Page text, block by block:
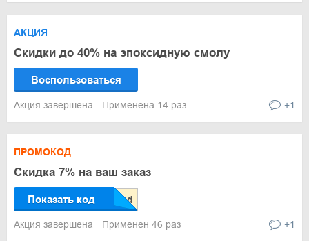
АКЦИЯ
Скидки до 40% на эпоксидную смолу
Воспользоваться
Акция завершена Применена 14 раз +1
ПРОМОКОД
Скидка 7% на ваш заказ
Показать код
Акция завершена Применен 46 раз +1